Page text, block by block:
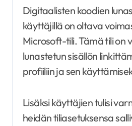
Digitaalisten koodien
käyttäjillä on oltava
Microsoft-tili. Tämä tili on
lunastetun sisällön
profiiliin ja sen
Lisäksi käyttäjien tulisi
heidän tiliasetuksensa